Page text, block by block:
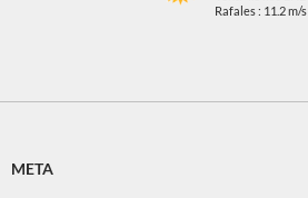
Rafales : 11.2 m/s
META